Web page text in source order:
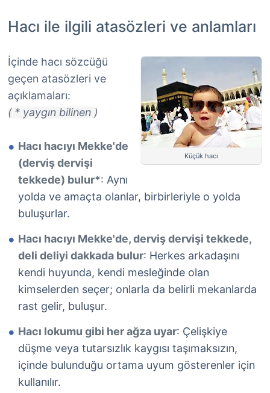
Hacı ile ilgili atasözleri ve anlamları
Küçük hacı
İçinde hacı sözcüğü
geçen atasözleri ve
açıklamaları:
( * yaygın bilinen )
Hacı hacıyı Mekke'de
(derviş dervişi
tekkede) bulur*: Aynı
yolda ve amaçta olanlar, birbirleriyle o yolda
buluşurlar.
Hacı hacıyı Mekke'de, derviş dervişi tekkede,
deli deliyi dakkada bulur: Herkes arkadaşını
kendi huyunda, kendi mesleğinde olan
kimselerden seçer; onlarla da belirli mekanlarda
rast gelir, buluşur.
Hacı lokumu gibi her ağza uyar: Çelişkiye
düşme veya tutarsızlık kaygısı taşımaksızın,
içinde bulunduğu ortama uyum gösterenler için
kullanılır.